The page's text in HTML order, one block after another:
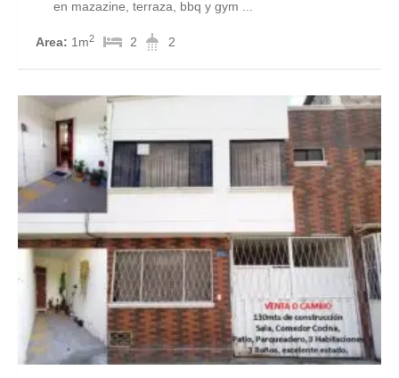
en mazazine, terraza, bbq y gym ...
Area: 1m2 2 2